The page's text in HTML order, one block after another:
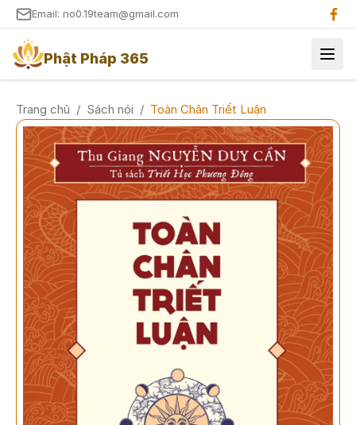
Email: no0.19team@gmail.com
Phật Pháp 365
Trang chủ / Sách nói / Toàn Chân Triết Luận